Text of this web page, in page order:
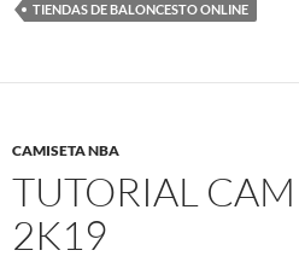
TIENDAS DE BALONCESTO ONLINE
CAMISETA NBA
TUTORIAL
2K19